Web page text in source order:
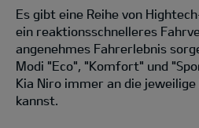
Es gibt eine Reihe von
ein reaktionsschnelleres
angenehmes Fahrerlebnis
Modi "Eco", "Komfort" und
Kia Niro immer an die
kannst.